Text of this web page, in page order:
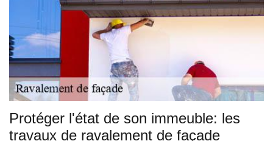
Protéger l'état de son immeuble: les
travaux de ravalement de façade